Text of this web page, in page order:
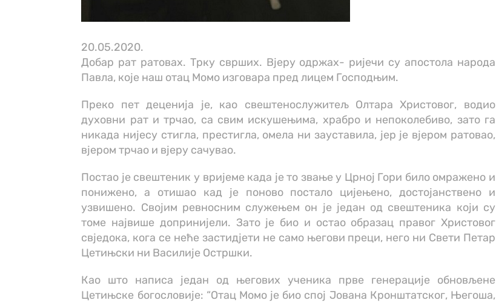
20.05.2020.
Добар рат ратовах. Трку сврших. Вјеру одржах- ријечи су апостола народа
Павла, које наш отац Момо изговара пред лицем Господњим.
Преко пет деценија је, као свештенослужитељ Олтара Христовог, водио
духовни рат и трчао, са свим искушењима, храбро и непоколебиво, зато га
никада нијесу стигла, престигла, омела ни зауставила, јер је вјером ратовао,
вјером трчао и вјеру сачувао.
Постао је свештеник у вријеме када је то звање у Црној Гори било омражено и
понижено, а отишао кад је поново постало цијењено, достојанствено и
узвишено. Својим ревносним служењем он је један од свештеника који су
томе највише допринијели. Зато је био и остао образац правог Христовог
свједока, кога се неће застидјети не само његови преци, него ни Свети Петар
Цетињски ни Василије Остршки.
Као што написа један од његових ученика прве генерације обновљене
Цетињске богословије: “Отац Момо је био спој Јована Кронштатског, Његоша,